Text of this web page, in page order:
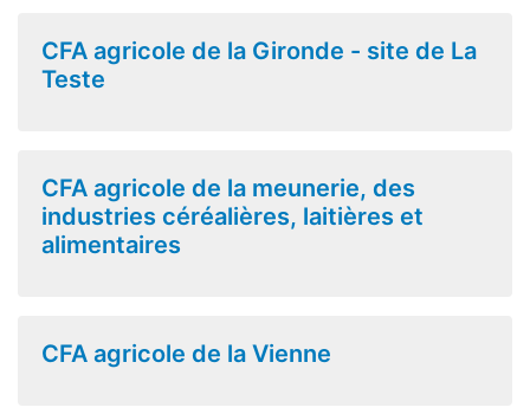
CFA agricole de la Gironde - site de La
Teste
CFA agricole de la meunerie, des
industries céréalières, laitières et
alimentaires
CFA agricole de la Vienne